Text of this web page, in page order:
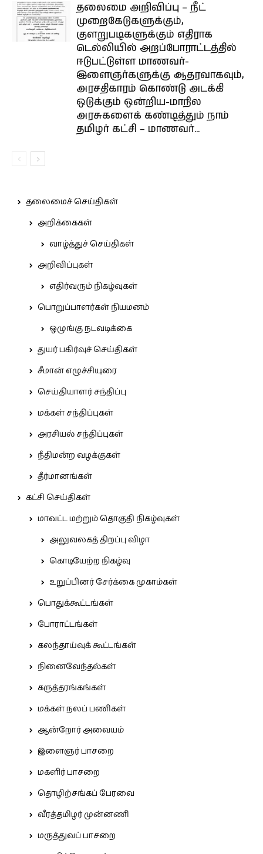
தலைமை அறிவிப்பு – நீட்
முறைகேடுகளுக்கும்,
குளறுபடிகளுக்கும் எதிராக
டெல்லியில் அறப்போராட்டத்தில்
ஈடுபட்டுள்ள மாணவர்-
இளைஞர்களுக்கு ஆதரவாகவும்,
அரசதிகாரம் கொண்டு அடக்கி
ஒடுக்கும் ஒன்றிய-மாநில
அரசுகளைக் கண்டித்தும் நாம்
தமிழர் கட்சி – மாணவர்...
தலைமைச் செய்திகள்
அறிக்கைகள்
வாழ்த்துச் செய்திகள்
அறிவிப்புகள்
எதிர்வரும் நிகழ்வுகள்
பொறுப்பாளர்கள் நியமனம்
ஒழுங்கு நடவடிக்கை
துயர் பகிர்வுச் செய்திகள்
சீமான் எழுச்சியுரை
செய்தியாளர் சந்திப்பு
மக்கள் சந்திப்புகள்
அரசியல் சந்திப்புகள்
நீதிமன்ற வழக்குகள்
தீர்மானங்கள்
கட்சி செய்திகள்
மாவட்ட மற்றும் தொகுதி நிகழ்வுகள்
அலுவலகத் திறப்பு விழா
கொடியேற்ற நிகழ்வு
உறுப்பினர் சேர்க்கை முகாம்கள்
பொதுக்கூட்டங்கள்
போராட்டங்கள்
கலந்தாய்வுக் கூட்டங்கள்
நினைவேந்தல்கள்
கருத்தரங்கங்கள்
மக்கள் நலப் பணிகள்
ஆன்றோர் அவையம்
இளைஞர் பாசறை
மகளிர் பாசறை
தொழிற்சங்கப் பேரவை
வீரத்தமிழர் முன்னணி
மருத்துவப் பாசறை